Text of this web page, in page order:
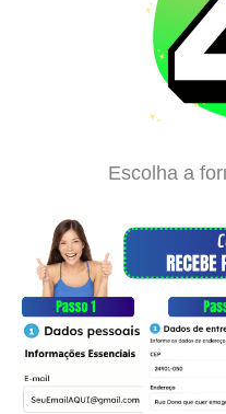
Escolha a